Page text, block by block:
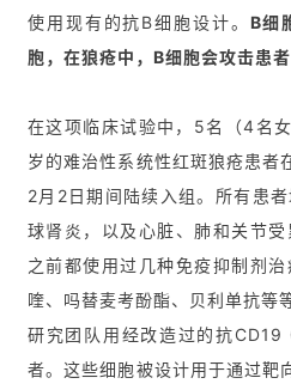
医
学
临
床
转
化
展
活
登录
使用现有的抗B细胞设计。 B细
胞，在狼疮中，B细胞会攻击患
在这项临床试验中，5名（4名
岁的难治性系统性红斑狼疮患
2月2日期间陆续入组。所有患
球肾炎，以及心脏、肺和关节
之前都使用过几种免疫抑制剂
喹、吗替麦考酚酯、贝利单抗等等
研究团队用经改造过的抗
者。这些细胞被设计用于通过靶